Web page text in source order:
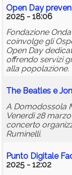
Open Day
2025 - 18:06
Fondazione
coinvolge gli
Open Day
offrendo servizi
alla popolazione.
The Beatles e
A Domodossola
Venerdì 28
concerto
Ruminelli.
Punto Digitale
2025 - 12:02